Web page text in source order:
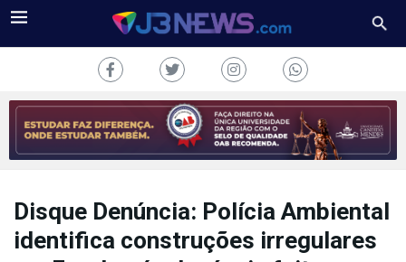
J3NEWS
Disque Denúncia: Polícia Ambiental
identifica construções irregulares